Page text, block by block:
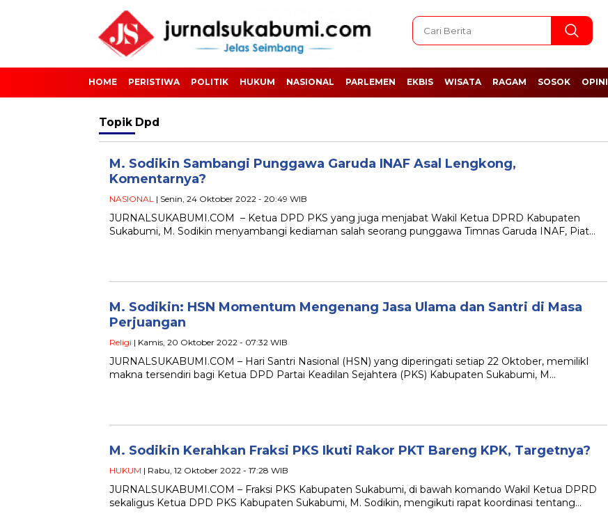
HOME PERISTIWA POLITIK HUKUM NASIONAL PARLEMEN EKBIS WISATA RAGAM SOSOK OPINI
Topik Dpd
M. Sodikin Sambangi Punggawa Garuda INAF Asal Lengkong,
Komentarnya?
NASIONAL | Senin, 24 Oktober 2022 - 20:49 WIB
JURNALSUKABUMI.COM – Ketua DPD PKS yang juga menjabat Wakil Ketua DPRD Kabupaten
Sukabumi, M. Sodikin menyambangi kediaman salah seorang punggawa Timnas Garuda INAF, Piat…
M. Sodikin: HSN Momentum Mengenang Jasa Ulama dan Santri di Masa
Perjuangan
Religi | Kamis, 20 Oktober 2022 - 07:32 WIB
JURNALSUKABUMI.COM – Hari Santri Nasional (HSN) yang diperingati setiap 22 Oktober, memilikI
makna tersendiri bagi Ketua DPD Partai Keadilan Sejahtera (PKS) Kabupaten Sukabumi, M…
M. Sodikin Kerahkan Fraksi PKS Ikuti Rakor PKT Bareng KPK, Targetnya?
HUKUM | Rabu, 12 Oktober 2022 - 17:28 WIB
JURNALSUKABUMI.COM – Fraksi PKS Kabupaten Sukabumi, di bawah komando Wakil Ketua DPRD
sekaligus Ketua DPD PKS Kabupaten Sukabumi, M. Sodikin, mengikuti rapat koordinasi tentang…